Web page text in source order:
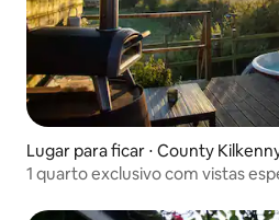
Lugar para ficar ⋅ County
1 quarto exclusivo com vistas